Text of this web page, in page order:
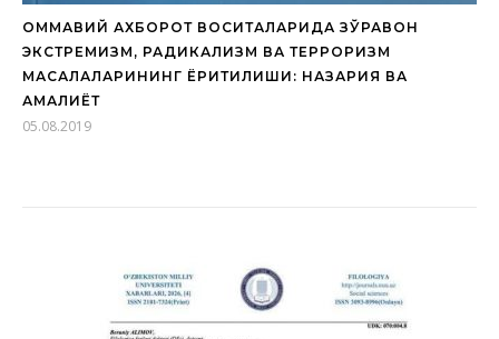
ОММАВИЙ АХБОРОТ ВОСИТАЛАРИДА ЗЎРАВОН
ЭКСТРЕМИЗМ, РАДИКАЛИЗМ ВА ТЕРРОРИЗМ
МАСАЛАЛАРИНИНГ ЁРИТИЛИШИ: НАЗАРИЯ ВА
АМАЛИЁТ
05.08.2019